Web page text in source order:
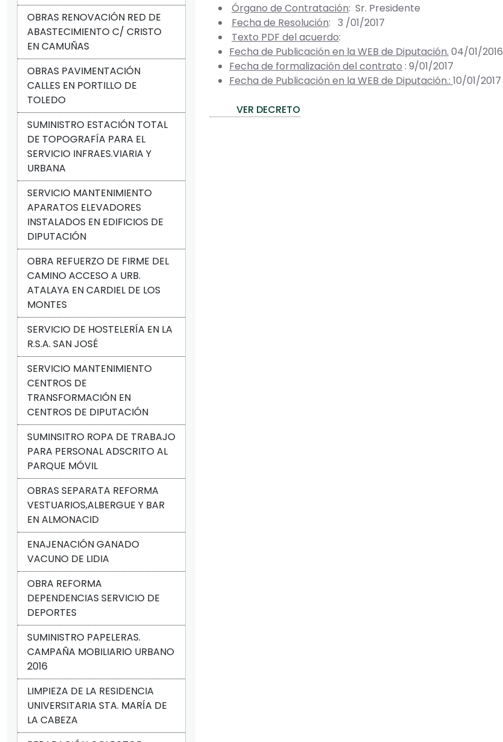
OBRAS RENOVACIÓN RED DE
ABASTECIMIENTO C/ CRISTO
EN CAMUÑAS
OBRAS PAVIMENTACIÓN
CALLES EN PORTILLO DE
TOLEDO
SUMINISTRO ESTACIÓN TOTAL
DE TOPOGRAFÍA PARA EL
SERVICIO INFRAES.VIARIA Y
URBANA
SERVICIO MANTENIMIENTO
APARATOS ELEVADORES
INSTALADOS EN EDIFICIOS DE
DIPUTACIÓN
OBRA REFUERZO DE FIRME DEL
CAMINO ACCESO A URB.
ATALAYA EN CARDIEL DE LOS
MONTES
SERVICIO DE HOSTELERÍA EN LA
R.S.A. SAN JOSÉ
SERVICIO MANTENIMIENTO
CENTROS DE
TRANSFORMACIÓN EN
CENTROS DE DIPUTACIÓN
SUMINSITRO ROPA DE TRABAJO
PARA PERSONAL ADSCRITO AL
PARQUE MÓVIL
OBRAS SEPARATA REFORMA
VESTUARIOS,ALBERGUE Y BAR
EN ALMONACID
ENAJENACIÓN GANADO
VACUNO DE LIDIA
OBRA REFORMA
DEPENDENCIAS SERVICIO DE
DEPORTES
SUMINISTRO PAPELERAS.
CAMPAÑA MOBILIARIO URBANO
2016
LIMPIEZA DE LA RESIDENCIA
UNIVERSITARIA STA. MARÍA DE
LA CABEZA
Órgano de Contratación: Sr. Presidente
Fecha de Resolución: 3 /01/2017
Texto PDF del acuerdo:
Fecha de Publicación en la WEB de Diputación. 04/01/2016
Fecha de formalización del contrato : 9/01/2017
Fecha de Publicación en la WEB de Diputación.: 10/01/2017
VER DECRETO